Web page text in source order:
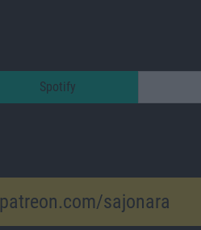
Spotify
patreon.com/sajonara